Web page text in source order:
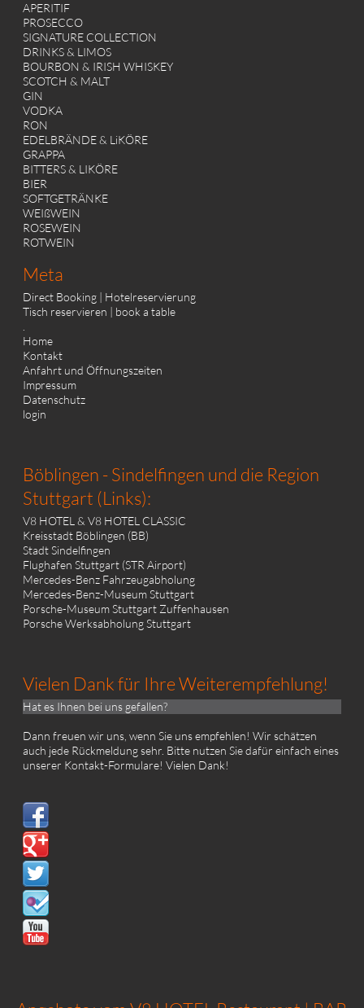
Böblingen - Sindelfingen und die Region
Stuttgart (Links):
V8 HOTEL & V8 HOTEL CLASSIC
Kreisstadt Böblingen (BB)
Stadt Sindelfingen
Flughafen Stuttgart (STR Airport)
Mercedes-Benz Fahrzeugabholung
Mercedes-Benz-Museum Stuttgart
Porsche-Museum Stuttgart Zuffenhausen
Porsche Werksabholung Stuttgart
APERITIF
PROSECCO
SIGNATURE COLLECTION
DRINKS & LIMOS
BOURBON & IRISH WHISKEY
SCOTCH & MALT
GIN
VODKA
RON
EDELBRÄNDE & LiKÖRE
GRAPPA
BITTERS & LIKÖRE
BIER
SOFTGETRÄNKE
WEIßWEIN
ROSEWEIN
ROTWEIN
Meta
Direct Booking | Hotelreservierung
Tisch reservieren | book a table
Home
Kontakt
Anfahrt und Öffnungszeiten
Impressum
Datenschutz
login
Vielen Dank für Ihre Weiterempfehlung!
Hat es Ihnen bei uns gefallen?
Dann freuen wir uns, wenn Sie uns empfehlen! Wir schätzen
auch jede Rückmeldung sehr. Bitte nutzen Sie dafür einfach eines
unserer Kontakt-Formulare! Vielen Dank!